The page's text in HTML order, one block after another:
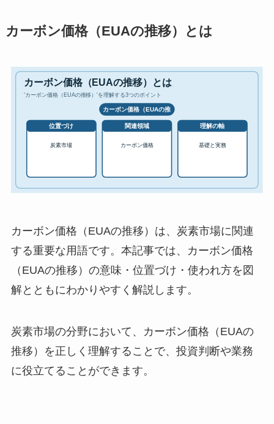
カーボン価格（EUAの推移）とは
カーボン価格（EUAの推移）は、炭素市場に関連
する重要な用語です。本記事では、カーボン価格
（EUAの推移）の意味・位置づけ・使われ方を図
解とともにわかりやすく解説します。
炭素市場の分野において、カーボン価格（EUAの
推移）を正しく理解することで、投資判断や業務
に役立てることができます。